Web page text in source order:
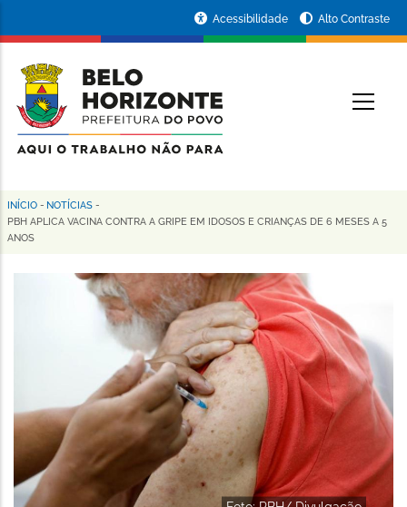
conteúdo
principal
da
Prefeitura
de
Horizonte
Acessibilidade Alto Contraste
Trilha
de
navegação
INÍCIO - NOTÍCIAS -
PBH APLICA VACINA CONTRA A GRIPE EM IDOSOS E CRIANÇAS DE 6 MESES A 5
ANOS